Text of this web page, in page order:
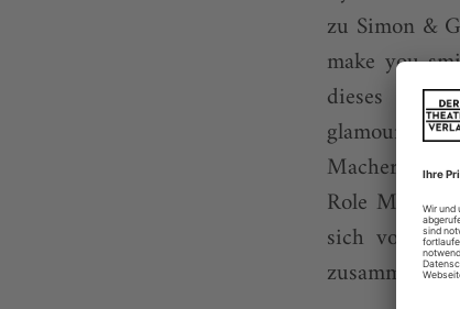
zu Simon &
make you
dieses
Role Model
sich vor
zusammen